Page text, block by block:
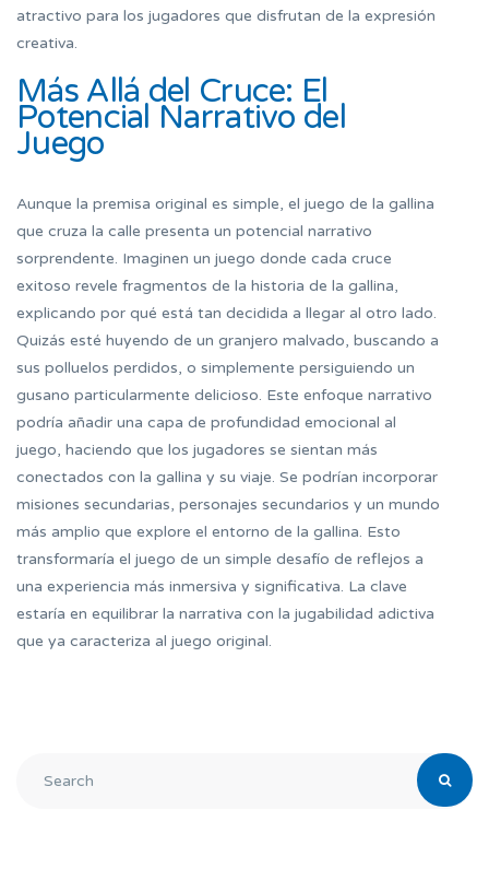
atractivo para los jugadores que disfrutan de la expresión
creativa.
Más Allá del Cruce: El
Potencial Narrativo del
Juego
Aunque la premisa original es simple, el juego de la gallina
que cruza la calle presenta un potencial narrativo
sorprendente. Imaginen un juego donde cada cruce
exitoso revele fragmentos de la historia de la gallina,
explicando por qué está tan decidida a llegar al otro lado.
Quizás esté huyendo de un granjero malvado, buscando a
sus polluelos perdidos, o simplemente persiguiendo un
gusano particularmente delicioso. Este enfoque narrativo
podría añadir una capa de profundidad emocional al
juego, haciendo que los jugadores se sientan más
conectados con la gallina y su viaje. Se podrían incorporar
misiones secundarias, personajes secundarios y un mundo
más amplio que explore el entorno de la gallina. Esto
transformaría el juego de un simple desafío de reflejos a
una experiencia más inmersiva y significativa. La clave
estaría en equilibrar la narrativa con la jugabilidad adictiva
que ya caracteriza al juego original.